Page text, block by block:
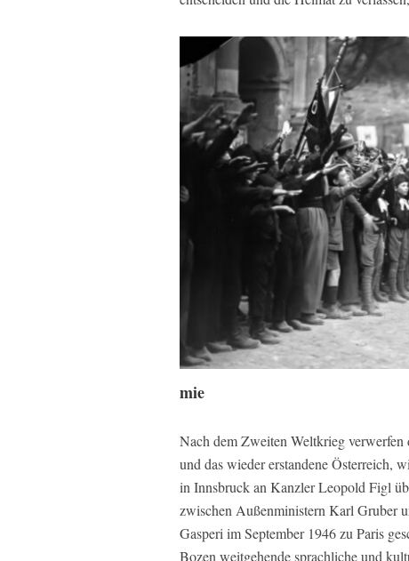
mie
Nach dem Zweiten Weltkrieg
und das wieder erstandene Österreich,
in Innsbruck an Kanzler Leopold Figl
zwischen Außenministern Karl Gruber
Gasperi im September 1946 zu Paris
Bozen weitgehende sprachliche und